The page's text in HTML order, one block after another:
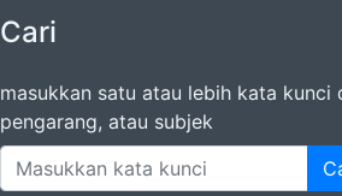
Cari
masukkan satu atau lebih kata kunci
pengarang, atau subjek